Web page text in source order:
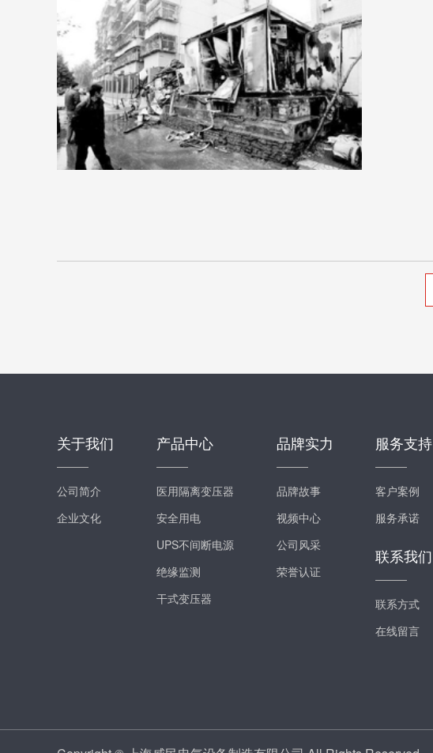
关于我们
公司简介
企业文化
产品中心
医用隔离变压器
安全用电
UPS不间断电源
绝缘监测
干式变压器
品牌实力
品牌故事
视频中心
公司风采
荣誉认证
服务支持
客户案例
服务承诺
联系我们
联系方式
在线留言